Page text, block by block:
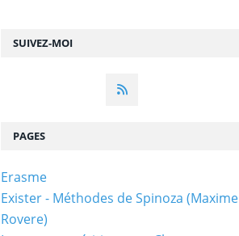
SUIVEZ-MOI
PAGES
Erasme
Exister - Méthodes de Spinoza (Maxime
Rovere)